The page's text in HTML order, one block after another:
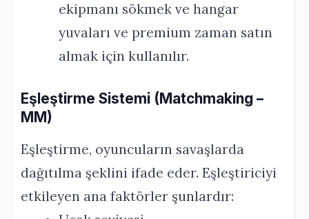
ekipmanı sökmek ve hangar
yuvaları ve premium zaman satın
almak için kullanılır.
Eşleştirme Sistemi (Matchmaking –
MM)
Eşleştirme, oyuncuların savaşlarda
dağıtılma şeklini ifade eder. Eşleştiriciyi
etkileyen ana faktörler şunlardır: